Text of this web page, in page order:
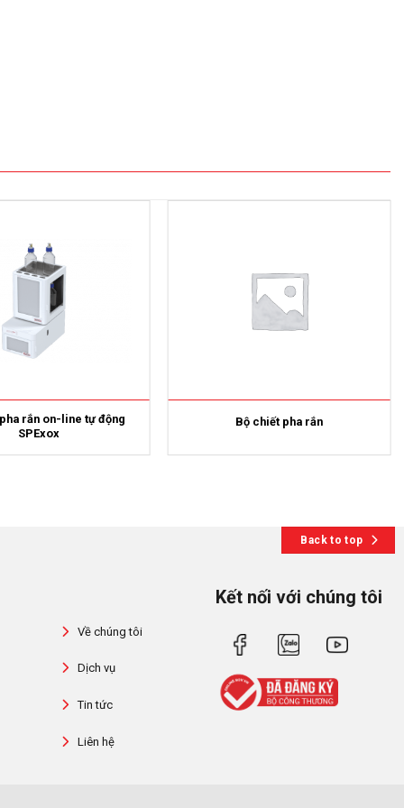
rắn on-line tự động
SPExox
Bộ chiết pha rắn
Back to top
Về chúng tôi
Dịch vụ
Tin tức
Liên hệ
Kết nối với chúng tôi